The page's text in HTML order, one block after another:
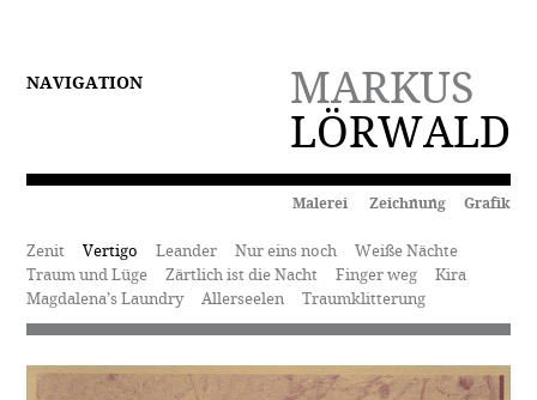
MARKUS
LÖRWALD
NAVIGATION
Malerei Zeichnung Grafik
Zenit Vertigo Leander Nur eins noch
Weiße Nächte
Traum und Lüge
Zärtlich ist die Nacht Finger weg
Kira
Magdalena’s Laundry
Allerseelen Traumklitterung